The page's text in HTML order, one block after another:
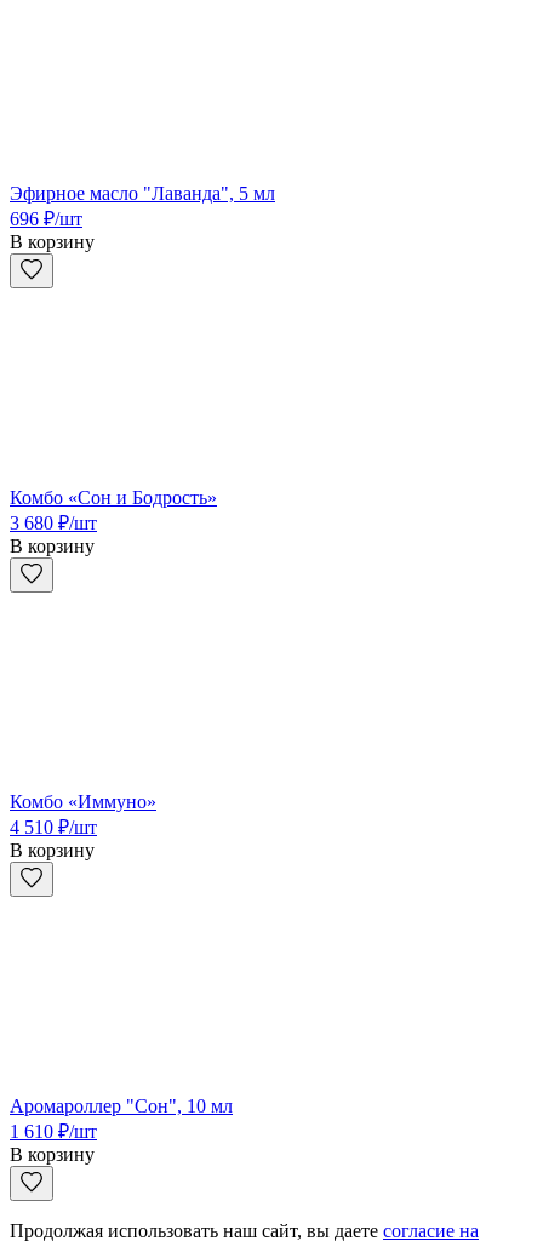
Эфирное масло "Лаванда", 5 мл
696 ₽/шт
В корзину
Комбо «Сон и Бодрость»
3 680 ₽/шт
В корзину
Комбо «Иммуно»
4 510 ₽/шт
В корзину
Аромароллер "Сон", 10 мл
1 610 ₽/шт
В корзину
Продолжая использовать наш сайт, вы даете согласие на